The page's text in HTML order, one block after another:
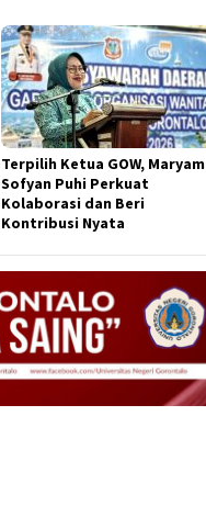
Terpilih Ketua GOW, Maryam
Sofyan Puhi Perkuat
Kolaborasi dan Beri
Kontribusi Nyata